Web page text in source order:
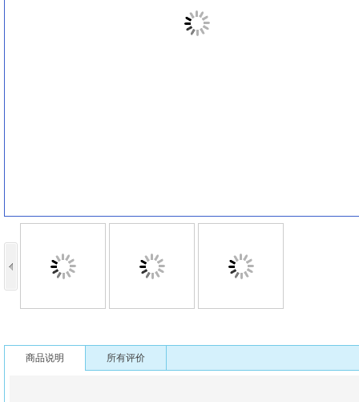
商品说明 所有评价